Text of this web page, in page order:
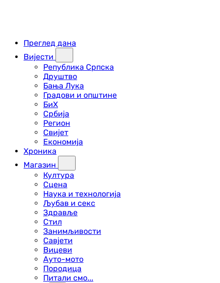
Преглед дана
Вијести
Република Српска
Друштво
Бања Лука
Градови и општине
БиХ
Србија
Регион
Свијет
Економија
Хроника
Магазин
Култура
Сцена
Наука и технологија
Љубав и секс
Здравље
Стил
Занимљивости
Савјети
Вицеви
Ауто-мото
Породица
Питали смо...